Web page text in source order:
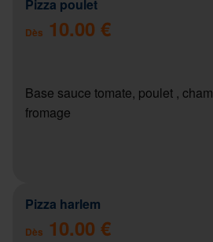
Pizza poulet
Dès 10.00 €
Base sauce tomate, poulet ,
fromage
Pizza harlem
Dès 10.00 €